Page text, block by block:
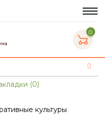
0
(0)
культуры